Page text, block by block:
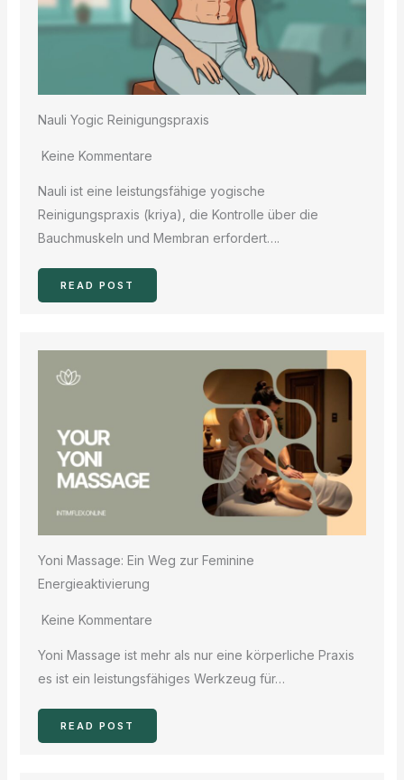
Nauli Yogic Reinigungspraxis
Keine Kommentare
Nauli ist eine leistungsfähige yogische
Reinigungspraxis (kriya), die Kontrolle über die
Bauchmuskeln und Membran erfordert….
READ POST
Yoni Massage: Ein Weg zur Feminine
Energieaktivierung
Keine Kommentare
Yoni Massage ist mehr als nur eine körperliche Praxis
es ist ein leistungsfähiges Werkzeug für…
READ POST